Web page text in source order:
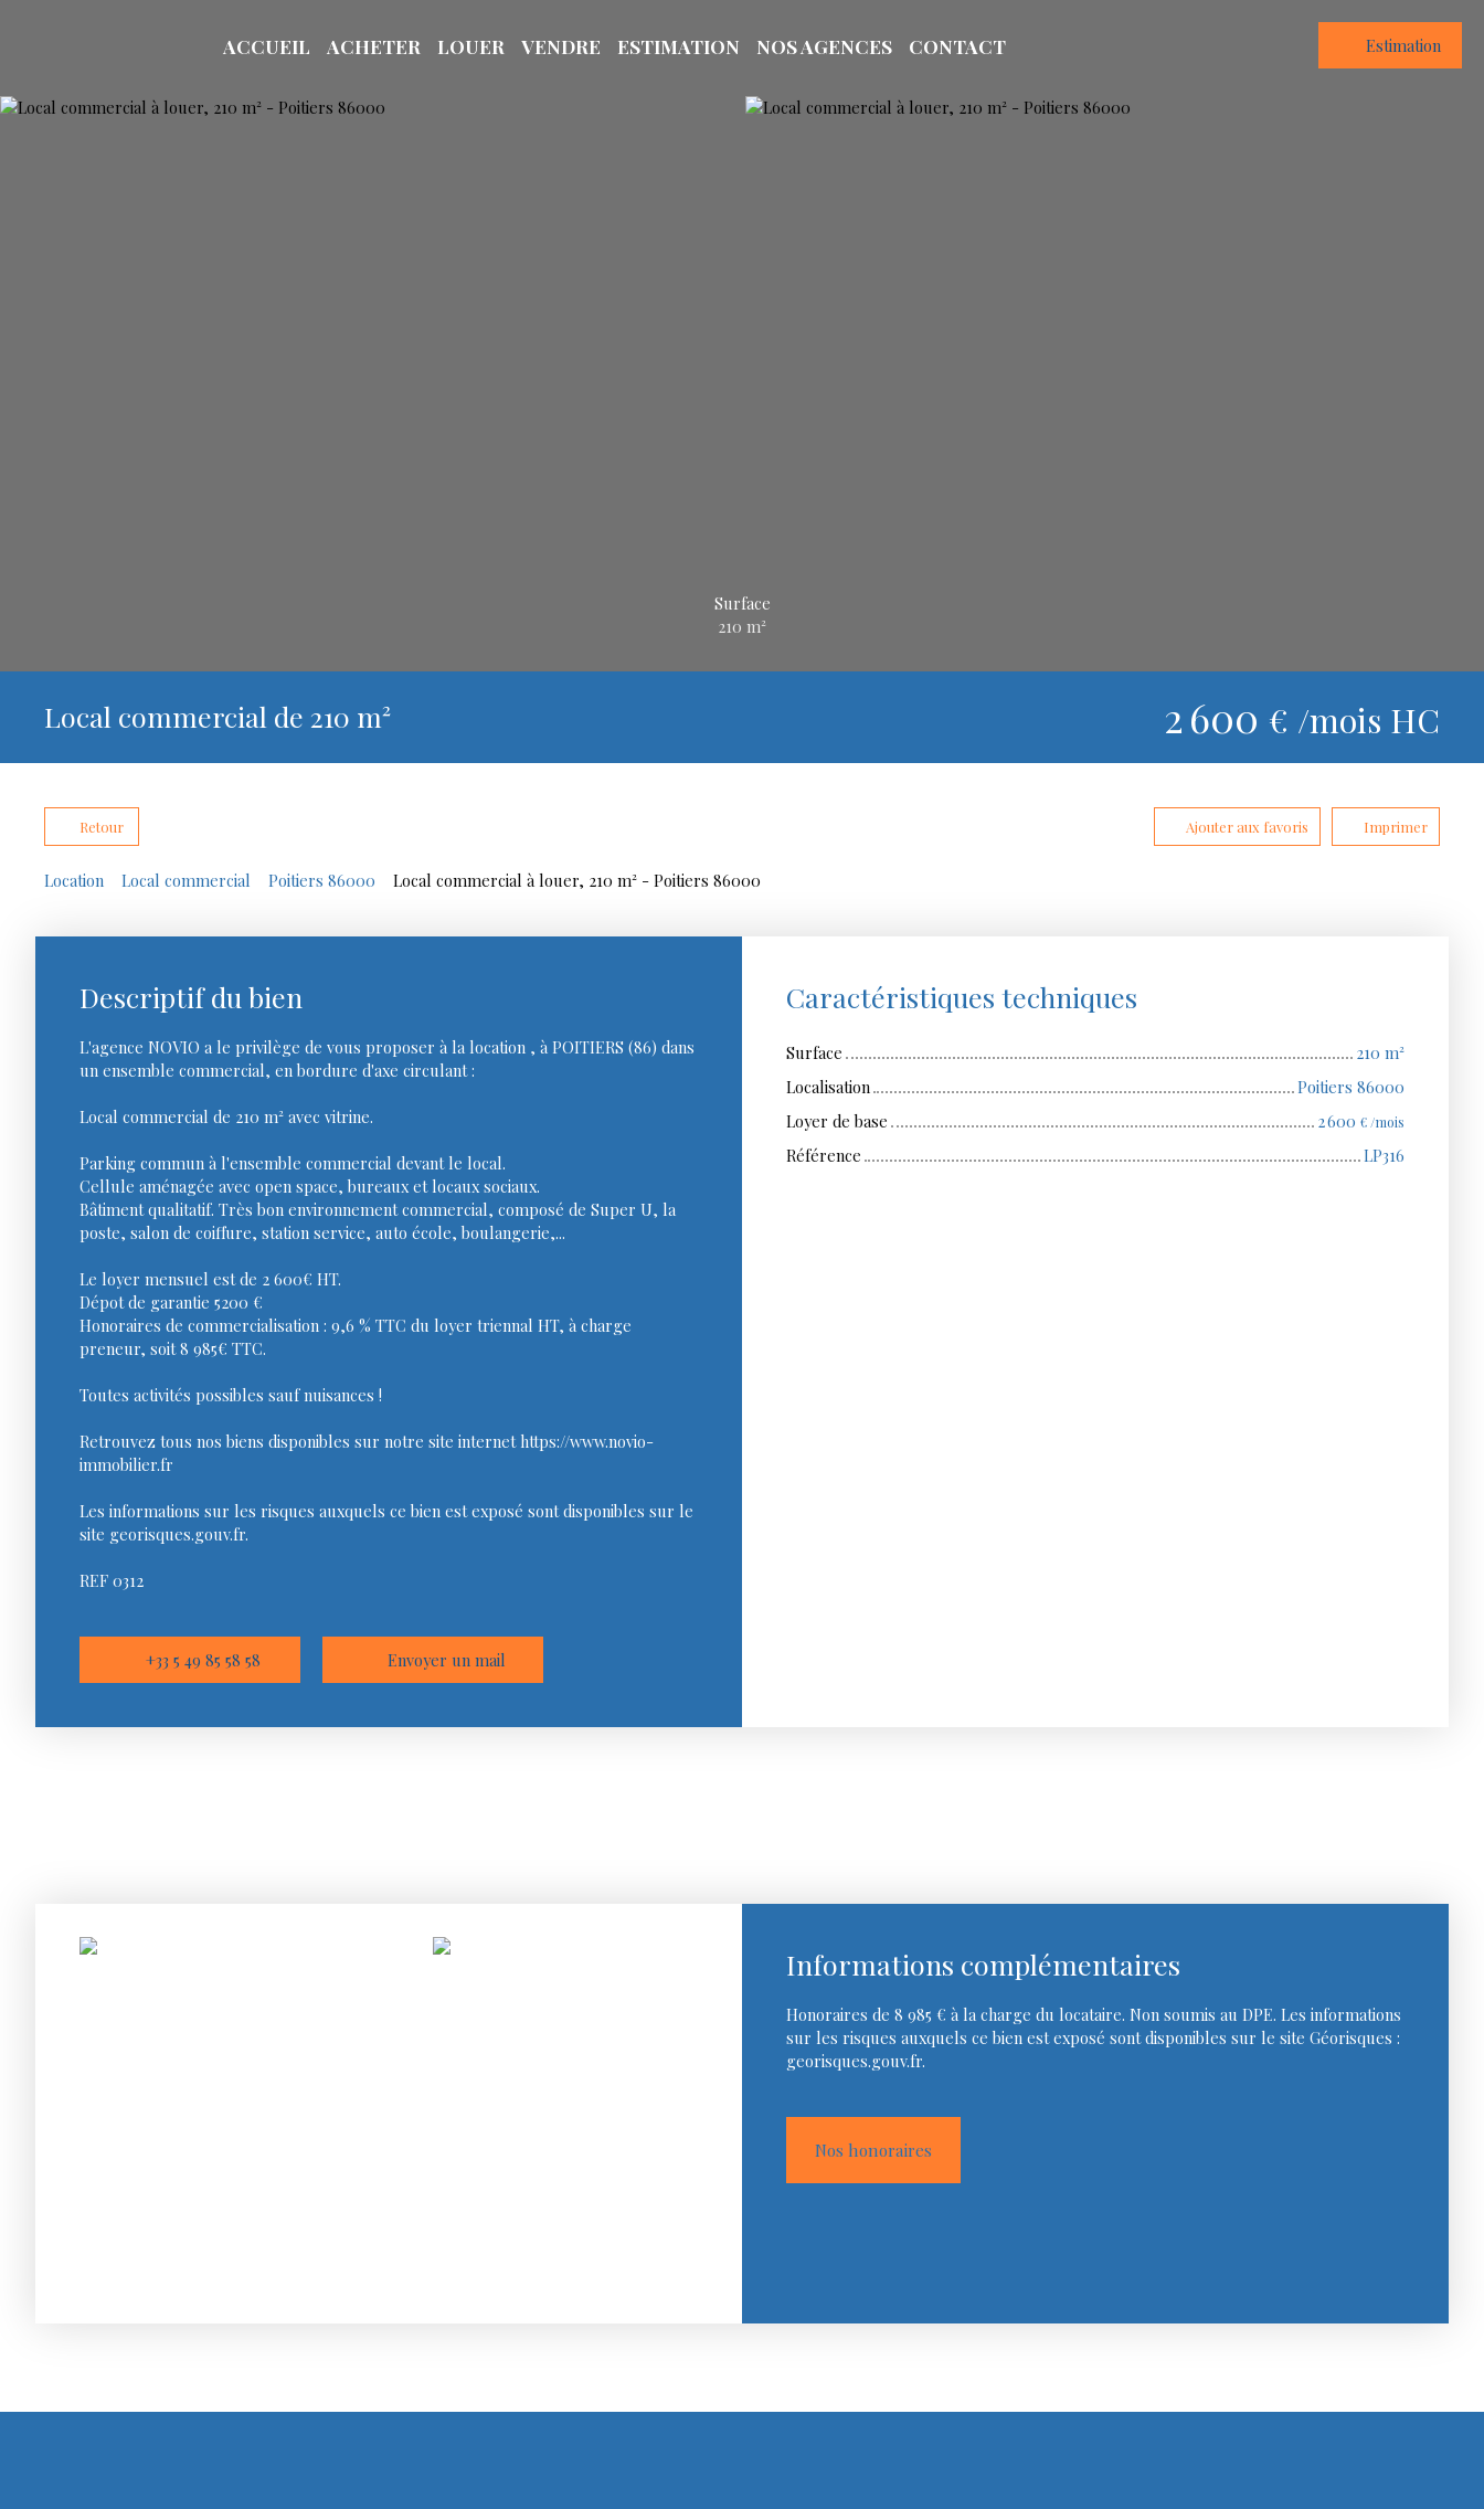
ACCUEIL ACHETER LOUER VENDRE ESTIMATION NOS AGENCES CONTACT Estimation
Surface
210 m²
Local commercial de 210 m² 2 600 € /mois HC
Retour Ajouter aux favoris Imprimer
Location Local commercial Poitiers 86000 Local commercial à louer, 210 m² - Poitiers 86000
Descriptif du bien
L'agence NOVIO a le privilège de vous proposer à la location , à POITIERS (86) dans
un ensemble commercial, en bordure d'axe circulant :
Local commercial de 210 m² avec vitrine.
Parking commun à l'ensemble commercial devant le local.
Cellule aménagée avec open space, bureaux et locaux sociaux.
Bâtiment qualitatif. Très bon environnement commercial, composé de Super U, la
poste, salon de coiffure, station service, auto école, boulangerie,...
Le loyer mensuel est de 2 600€ HT.
Dépot de garantie 5200 €
Honoraires de commercialisation : 9,6 % TTC du loyer triennal HT, à charge
preneur, soit 8 985€ TTC.
Toutes activités possibles sauf nuisances !
Retrouvez tous nos biens disponibles sur notre site internet https://www.novio-
immobilier.fr
Les informations sur les risques auxquels ce bien est exposé sont disponibles sur le
site georisques.gouv.fr.
REF 0312
+33 5 49 85 58 58 Envoyer un mail
Caractéristiques techniques
Surface 210 m²
Localisation
Poitiers 86000
Loyer de base
2 600 € /mois
Référence LP316
Informations complémentaires
Honoraires de 8 985 € à la charge du locataire. Non soumis au DPE. Les informations
sur les risques auxquels ce bien est exposé sont disponibles sur le site Géorisques :
georisques.gouv.fr.
Nos honoraires